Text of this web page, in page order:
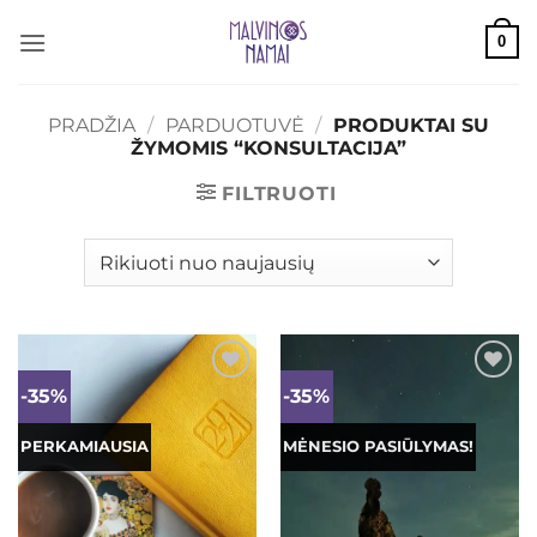
0
PRADŽIA / PARDUOTUVĖ / PRODUKTAI SU
ŽYMOMIS “KONSULTACIJA”
FILTRUOTI
-35%
PERKAMIAUSIA
Mėgstamiausias -35%
MĖNESIO PASIŪLYMAS!
Mėgstamiausias